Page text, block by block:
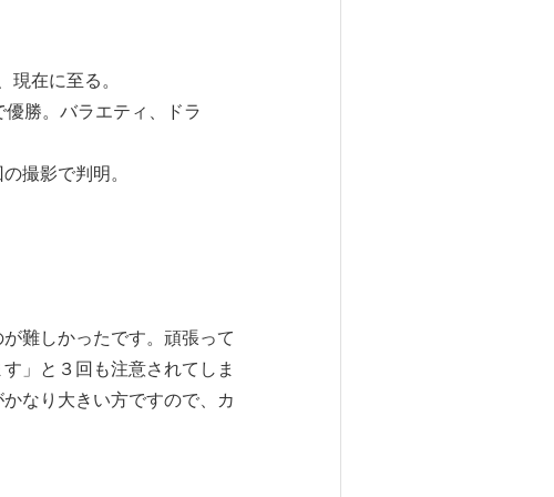
在に至る。
勝。バラエティ、ドラ
撮影で判明。
難しかったです。頑張って
」と３回も注意されてしま
なり大きい方ですので、カ